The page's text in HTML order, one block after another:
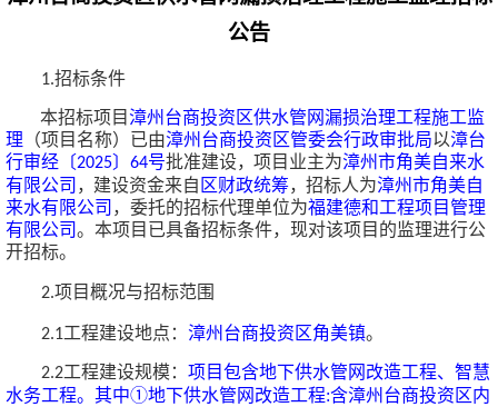
公告
1.招标条件
本招标项目 漳州台商投资区供水管网漏损治理工程施工监
理 （项目名称） 已由漳州台商投资区管委会行政审批局以漳台
行审经 〔2025〕 64号批准建设， 项 目 业主为漳州市角美自来水
有限公司 ， 建设资金来自 区财政统筹， 招标人为漳州市角美自
来水有限公司 ，委托的招标代理单位为福建德和工程项目管理
有限公司。本项目 已具备招标条件， 现对该项 目 的监理进行公
开招标。
2.项目概况与招标范围
2.1工程建设地点： 漳州台商投资区角美镇。
2.2工程建设规模： 项目包含地下供水管网改造工程、智慧
水务工程。其中①地下供水管网改造工程:含漳州台商投资区内